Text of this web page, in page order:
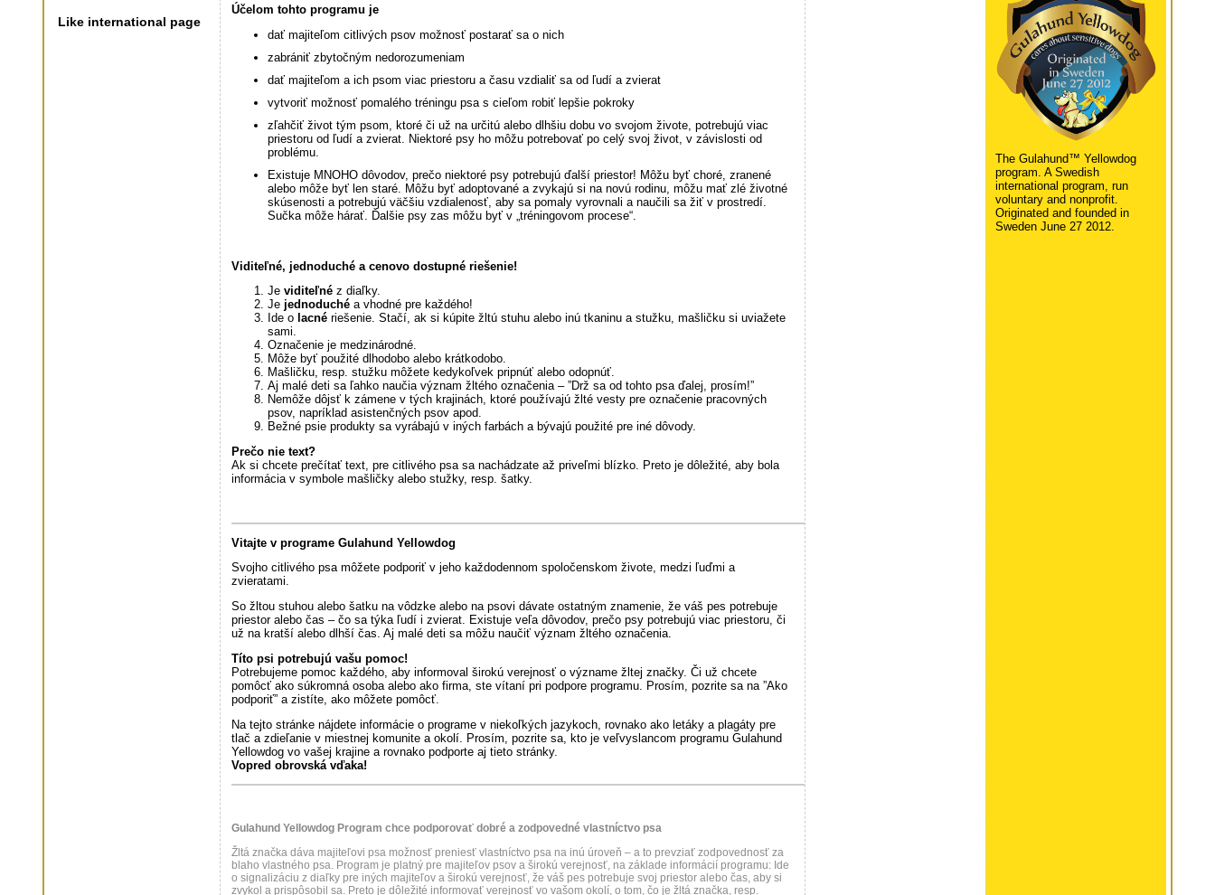
Like international page
Účelom tohto programu je
dať majiteľom citlivých psov možnosť postarať sa o nich
zabrániť zbytočným nedorozumeniam
dať majiteľom a ich psom viac priestoru a času vzdialiť sa od ľudí a zvierat
vytvoriť možnosť pomalého tréningu psa s cieľom robiť lepšie pokroky
zľahčiť život tým psom, ktoré či už na určitú alebo dlhšiu dobu vo svojom živote, potrebujú viac
priestoru od ľudí a zvierat. Niektoré psy ho môžu potrebovať po celý svoj život, v závislosti od
problému.
Existuje MNOHO dôvodov, prečo niektoré psy potrebujú ďalší priestor! Môžu byť choré, zranené
alebo môže byť len staré. Môžu byť adoptované a zvykajú si na novú rodinu, môžu mať zlé životné
skúsenosti a potrebujú väčšiu vzdialenosť, aby sa pomaly vyrovnali a naučili sa žiť v prostredí.
Sučka môže hárať. Ďalšie psy zas môžu byť v „tréningovom procese“.
Viditeľné, jednoduché a cenovo dostupné riešenie!
Je viditeľné z diaľky.
Je jednoduché a vhodné pre každého!
Ide o lacné riešenie. Stačí, ak si kúpite žltú stuhu alebo inú tkaninu a stužku, mašličku si uviažete
sami.
Označenie je medzinárodné.
Môže byť použité dlhodobo alebo krátkodobo.
Mašličku, resp. stužku môžete kedykoľvek pripnúť alebo odopnúť.
Aj malé deti sa ľahko naučia význam žltého označenia – ”Drž sa od tohto psa ďalej, prosím!”
Nemôže dôjsť k zámene v tých krajinách, ktoré používajú žlté vesty pre označenie pracovných
psov, napríklad asistenčných psov apod.
Bežné psie produkty sa vyrábajú v iných farbách a bývajú použité pre iné dôvody.
Prečo nie text?
Ak si chcete prečítať text, pre citlivého psa sa nachádzate až priveľmi blízko. Preto je dôležité, aby bola
informácia v symbole mašličky alebo stužky, resp. šatky.
Vitajte v programe Gulahund Yellowdog
Svojho citlivého psa môžete podporiť v jeho každodennom spoločenskom živote, medzi ľuďmi a
zvieratami.
So žltou stuhou alebo šatku na vôdzke alebo na psovi dávate ostatným znamenie, že váš pes potrebuje
priestor alebo čas – čo sa týka ľudí i zvierat. Existuje veľa dôvodov, prečo psy potrebujú viac priestoru, či
už na kratší alebo dlhší čas. Aj malé deti sa môžu naučiť význam žltého označenia.
Títo psi potrebujú vašu pomoc!
Potrebujeme pomoc každého, aby informoval širokú verejnosť o význame žltej značky. Či už chcete
pomôcť ako súkromná osoba alebo ako firma, ste vítaní pri podpore programu. Prosím, pozrite sa na ”Ako
podporiť” a zistíte, ako môžete pomôcť.
Na tejto stránke nájdete informácie o programe v niekoľkých jazykoch, rovnako ako letáky a plagáty pre
tlač a zdieľanie v miestnej komunite a okolí. Prosím, pozrite sa, kto je veľvyslancom programu Gulahund
Yellowdog vo vašej krajine a rovnako podporte aj tieto stránky.
Vopred obrovská vďaka!
Gulahund Yellowdog Program chce podporovať dobré a zodpovedné vlastníctvo psa
Žltá značka dáva majiteľovi psa možnosť preniesť vlastníctvo psa na inú úroveň – a to prevziať zodpovednosť za
blaho vlastného psa. Program je platný pre majiteľov psov a širokú verejnosť, na základe informácií programu: Ide
o signalizáciu z diaľky pre iných majiteľov a širokú verejnosť, že váš pes potrebuje svoj priestor alebo čas, aby si
zvykol a prispôsobil sa. Preto je dôležité informovať verejnosť vo vašom okolí, o tom, čo je žltá značka, resp.
The Gulahund™ Yellowdog
program. A Swedish
international program, run
voluntary and nonprofit.
Originated and founded in
Sweden June 27 2012.